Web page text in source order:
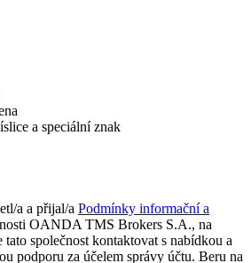
a speciální znak
a a přijal/a Podmínky informační a
OANDA TMS Brokers S.A., na
tato společnost kontaktovat s nabídkou a
podporu za účelem správy účtu. Beru na